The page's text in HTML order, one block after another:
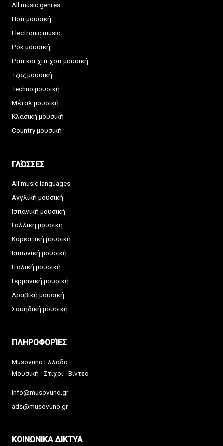
All music genres
Ποπ μουσική
Electronic music
Ροκ μουσική
Ραπ και χιπ χοπ μουσική
Τζαζ μουσική
Techno μουσική
Μέταλ μουσική
Κλασική μουσική
Country μουσική
ΓΛΏΣΣΕΣ
All music languages
Αγγλική μουσική
Ισπανική μουσική
Γαλλική μουσική
Κορεατική μουσική
Ιαπωνική μουσική
Ιταλική μουσική
Γερμανική μουσική
Αραβική μουσική
Σουηδική μουσική
ΠΛΗΡΟΦΟΡΊΕΣ
Musovuno Ελλαδα
Μουσική - Στίχοι - Βίντεο
info@musovuno.gr
ads@musovuno.gr
ΚΟΙΝΩΝΙΚΑ ΔΙΚΤΥΑ